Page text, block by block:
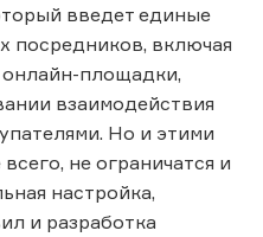
введет единые
посредников, включая
площадки,
взаимодействия
Но и этими
не ограничатся и
настройка,
и разработка